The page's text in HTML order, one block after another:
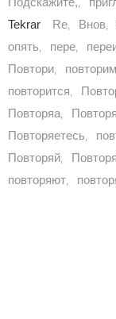
,
Tekrar
Rе, Внов,
опять, пере,
Повтори, повторим
повторится,
Повторяа,
Повторяетесь,
Повторяй,
повторяют,